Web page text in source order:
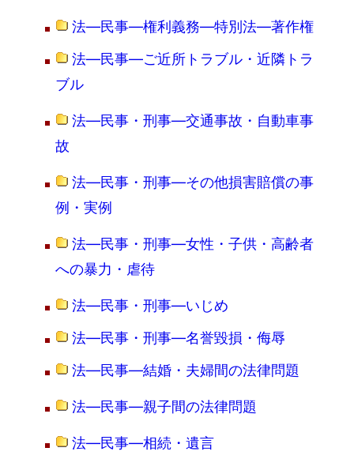
法―民事―権利義務―特別法―著作権
法―民事―ご近所トラブル・近隣トラ
ブル
法―民事・刑事―交通事故・自動車事
故
法―民事・刑事―その他損害賠償の事
例・実例
法―民事・刑事―女性・子供・高齢者
への暴力・虐待
法―民事・刑事―いじめ
法―民事・刑事―名誉毀損・侮辱
法―民事―結婚・夫婦間の法律問題
法―民事―親子間の法律問題
法―民事―相続・遺言